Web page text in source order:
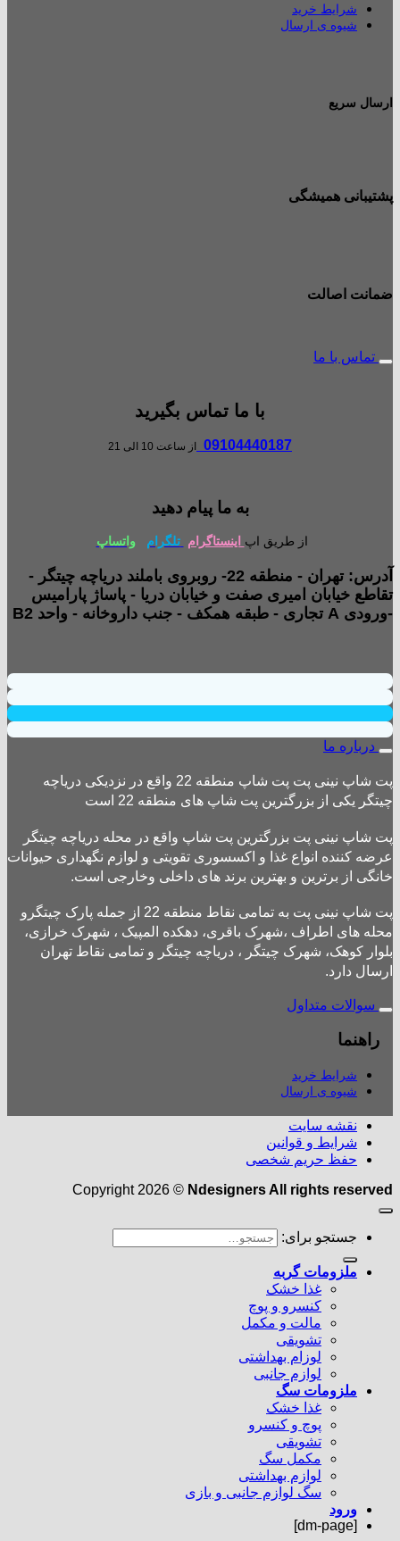
شرایط خرید
شیوه ی ارسال
ارسال سریع
پشتیبانی همیشگی
ضمانت اصالت
تماس با ما
با ما تماس بگیرید
09104440187 از ساعت 10 الی 21
به ما پیام دهید
از طریق اپ اینستاگرام تلگرام واتساپ
آدرس: تهران - منطقه 22- روبروی باملند دریاچه چیتگر -
تقاطع خیابان امیری صفت و خیابان دریا - پاساژ پارامیس
-ورودی A تجاری - طبقه همکف - جنب داروخانه - واحد B2
درباره ما
پت شاپ نینی پت پت شاپ منطقه 22 واقع در نزدیکی دریاچه
چیتگر یکی از بزرگترین پت شاپ های منطقه 22 است
پت شاپ نینی پت بزرگترین پت شاپ واقع در محله دریاچه چیتگر
عرضه کننده انواع غذا و اکسسوری تقویتی و لوازم نگهداری حیوانات
خانگی از برترین و بهترین برند های داخلی وخارجی است.
پت شاپ نینی پت به تمامی نقاط منطقه 22 از جمله پارک چیتگرو
محله های اطراف ،شهرک باقری، دهکده المپیک ، شهرک خرازی،
بلوار کوهک، شهرک چیتگر ، دریاچه چیتگر و تمامی نقاط تهران
ارسال دارد.
سوالات متداول
راهنما
شرایط خرید
شیوه ی ارسال
نقشه سایت
شرایط و قوانین
حفظ حریم شخصی
Copyright 2026 © Ndesigners All rights reserved
جستجو برای:
ملزومات گربه
غذا خشک
کنسرو و پوچ
مالت و مکمل
تشویقی
لوزام بهداشتی
لوازم جانبی
ملزومات سگ
غذا خشک
پوچ و کنسرو
تشویقی
مکمل سگ
لوازم بهداشتی
سگ لوازم جانبی و بازی
ورود
[dm-page]